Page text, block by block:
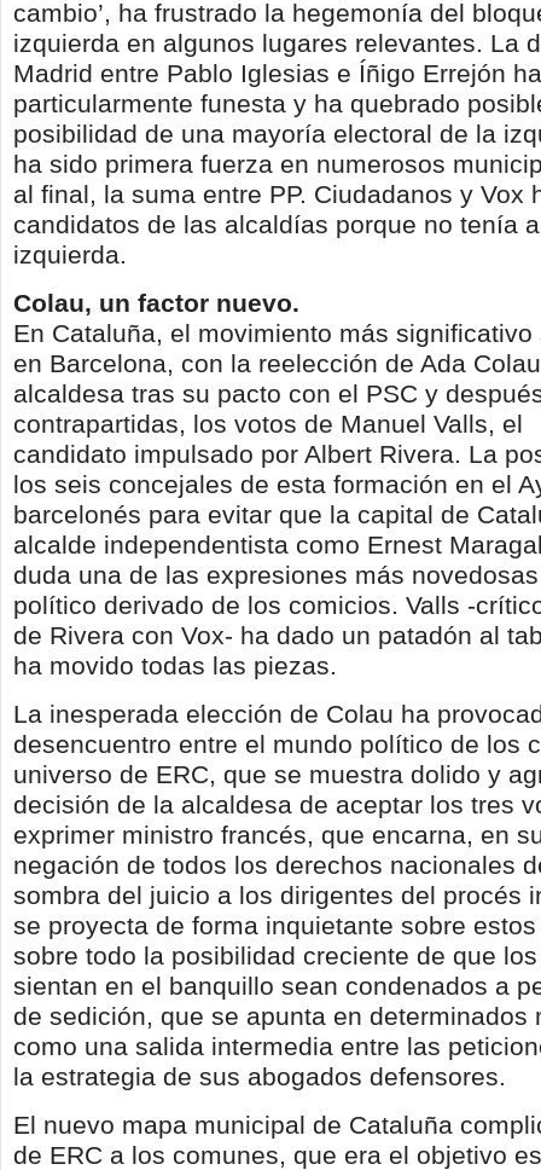
cambio’, ha frustrado la hegemonía del
izquierda en algunos lugares relevantes. La
Madrid entre Pablo Iglesias e Íñigo Errejón
particularmente funesta y ha quebrado
posibilidad de una mayoría electoral de la
ha sido primera fuerza en numerosos
al final, la suma entre PP. Ciudadanos y Vox
candidatos de las alcaldías porque no tenía
izquierda.
Colau, un factor nuevo.
En Cataluña, el movimiento más
en Barcelona, con la reelección de Ada
alcaldesa tras su pacto con el PSC y
contrapartidas, los votos de Manuel Valls, el
candidato impulsado por Albert Rivera. La
los seis concejales de esta formación en el
barcelonés para evitar que la capital de
alcalde independentista como Ernest
duda una de las expresiones más
político derivado de los comicios. Valls -
de Rivera con Vox- ha dado un patadón al
ha movido todas las piezas.
La inesperada elección de Colau ha
desencuentro entre el mundo político de los
universo de ERC, que se muestra dolido y
decisión de la alcaldesa de aceptar los tres
exprimer ministro francés, que encarna, en
negación de todos los derechos nacionales
sombra del juicio a los dirigentes del procés
se proyecta de forma inquietante sobre
sobre todo la posibilidad creciente de que
sientan en el banquillo sean condenados a
de sedición, que se apunta en determinados
como una salida intermedia entre las
la estrategia de sus abogados defensores.
El nuevo mapa municipal de Cataluña
de ERC a los comunes, que era el objetivo